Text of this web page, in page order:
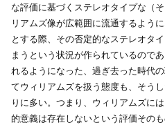
な評価に基づくステレオタイプな（
リアムズ像が広範囲に流通するよう
とする際、その否定的なステレオタ
まうという状況が作られているので
れるようになった、過ぎ去った時代
てウィリアムズを扱う態度も、そう
りに多い。つまり、ウィリアムズに
的意義は存在しないという評価その